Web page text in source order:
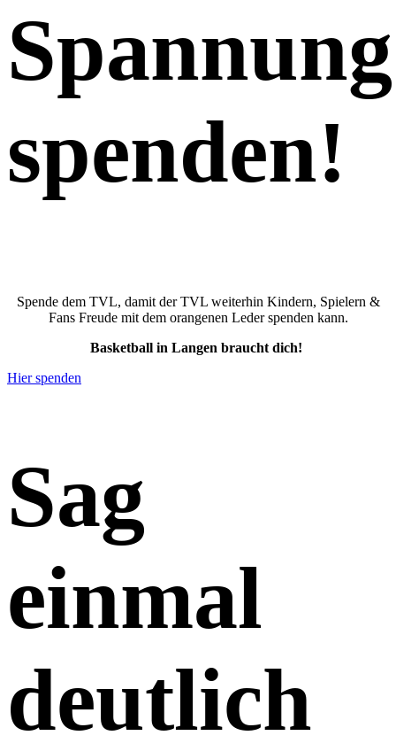
Spannung
spenden!
Spende dem TVL, damit der TVL weiterhin Kindern, Spielern &
Fans Freude mit dem orangenen Leder spenden kann.
Basketball in Langen braucht dich!
Hier spenden
Sag
einmal
deutlich